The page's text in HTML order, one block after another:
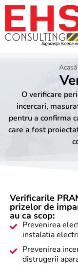
Acasă
O verificare
incercari,
pentru a confirma
care a fost
Verificarile
prizelor de
au ca scop:
Prevenirea
instalatia
Prevenirea
distrugerii